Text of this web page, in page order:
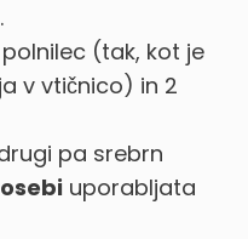
(tak, kot je
v vtičnico) in 2
pa srebrn
uporabljata